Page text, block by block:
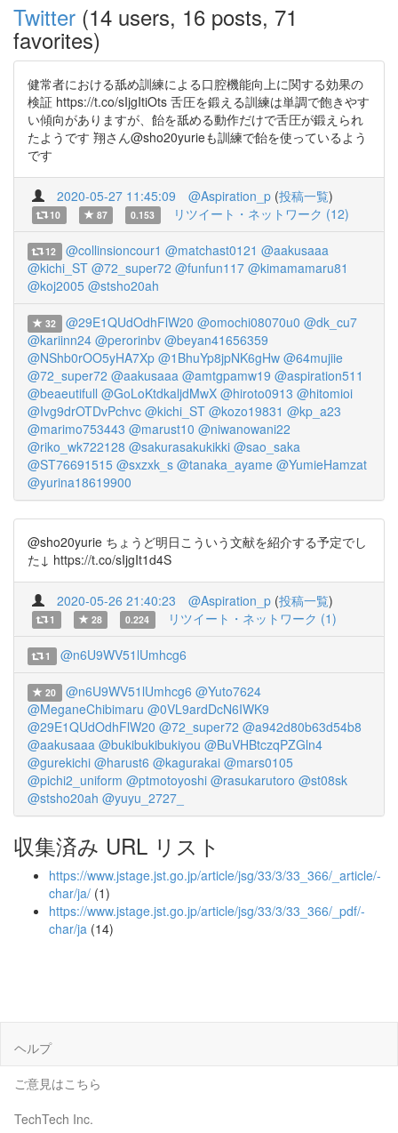
Twitter (14 users, 16 posts, 71
favorites)
健常者における舐め訓練による口腔機能向上に関する効果の
検証 https://t.co/sIjgItiOts 舌圧を鍛える訓練は単調で飽きやす
い傾向がありますが、飴を舐める動作だけで舌圧が鍛えられ
たようです 翔さん@sho20yurieも訓練で飴を使っているよう
です
2020-05-27 11:45:09 @Aspiration_p (投稿一覧)
10 87 0.153 リツイート・ネットワーク (12)
12 @collinsioncour1 @matchast0121 @aakusaaa
@kichi_ST @72_super72 @funfun117 @kimamamaru81
@koj2005 @stsho20ah
32 @29E1QUdOdhFlW20 @omochi08070u0 @dk_cu7
@kariinn24 @perorinbv @beyan41656359
@NShb0rOO5yHA7Xp @1BhuYp8jpNK6gHw @64mujiie
@72_super72 @aakusaaa @amtgpamw19 @aspiration511
@beaeutifull @GoLoKtdkaljdMwX @hiroto0913 @hitomioi
@Ivg9drOTDvPchvc @kichi_ST @kozo19831 @kp_a23
@marimo753443 @marust10 @niwanowani22
@riko_wk722128 @sakurasakukikki @sao_saka
@ST76691515 @sxzxk_s @tanaka_ayame @YumieHamzat
@yurina18619900
@sho20yurie ちょうど明日こういう文献を紹介する予定でし
た↓ https://t.co/sIjgIt1d4S
2020-05-26 21:40:23 @Aspiration_p (投稿一覧)
1 28 0.224 リツイート・ネットワーク (1)
1 @n6U9WV51lUmhcg6
20 @n6U9WV51lUmhcg6 @Yuto7624
@MeganeChibimaru @0VL9ardDcN6IWK9
@29E1QUdOdhFlW20 @72_super72 @a942d80b63d54b8
@aakusaaa @bukibukibukiyou @BuVHBtczqPZGln4
@gurekichi @harust6 @kagurakai @mars0105
@pichi2_uniform @ptmotoyoshi @rasukarutoro @st08sk
@stsho20ah @yuyu_2727_
収集済み URL リスト
https://www.jstage.jst.go.jp/article/jsg/33/3/33_366/_article/-
char/ja/ (1)
https://www.jstage.jst.go.jp/article/jsg/33/3/33_366/_pdf/-
char/ja (14)
ヘルプ
ご意見はこちら
TechTech Inc.